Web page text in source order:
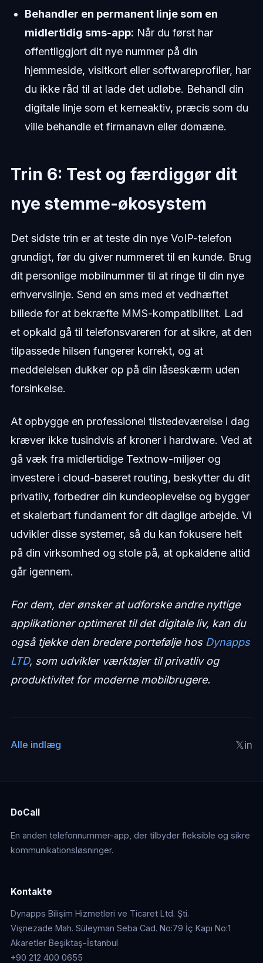
Behandler en permanent linje som en
midlertidig sms-app: Når du først har
offentliggjort dit nye nummer på din
hjemmeside, visitkort eller softwareprofiler, har
du ikke råd til at lade det udløbe. Behandl din
digitale linje som et kerneaktiv, præcis som du
ville behandle et firmanavn eller domæne.
Trin 6: Test og færdiggør dit
nye stemme-økosystem
Det sidste trin er at teste din nye VoIP-telefon
grundigt, før du giver nummeret til en kunde. Brug
dit personlige mobilnummer til at ringe til din nye
erhvervslinje. Send en sms med et vedhæftet
billede for at bekræfte MMS-kompatibilitet. Lad
et opkald gå til telefonsvareren for at sikre, at den
tilpassede hilsen fungerer korrekt, og at
meddelelsen dukker op på din låseskærm uden
forsinkelse.
At opbygge en professionel tilstedeværelse i dag
kræver ikke tusindvis af kroner i hardware. Ved at
gå væk fra midlertidige Textnow-miljøer og
investere i cloud-baseret routing, beskytter du dit
privatliv, forbedrer din kundeoplevelse og bygger
et skalerbart fundament for dit daglige arbejde. Vi
udvikler disse systemer, så du kan fokusere helt
på din virksomhed og stole på, at opkaldene altid
går igennem.
For dem, der ønsker at udforske andre nyttige
applikationer optimeret til det digitale liv, kan du
også tjekke den bredere portefølje hos Dynapps
LTD, som udvikler værktøjer til privatliv og
produktivitet for moderne mobilbrugere.
Alle indlæg 𝕏in
DoCall
En anden telefonnummer-app, der tilbyder fleksible og sikre
kommunikationsløsninger.
Kontakte
Dynapps Bilişim Hizmetleri ve Ticaret Ltd. Şti.
Vişnezade Mah. Süleyman Seba Cad. No:79 İç Kapı No:1
Akaretler Beşiktaş-İstanbul
+90 212 400 0655